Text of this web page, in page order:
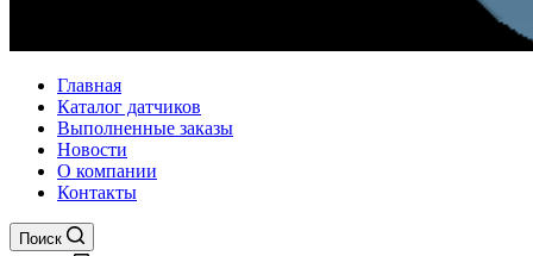
Главная
Каталог датчиков
Выполненные заказы
Новости
О компании
Контакты
Поиск